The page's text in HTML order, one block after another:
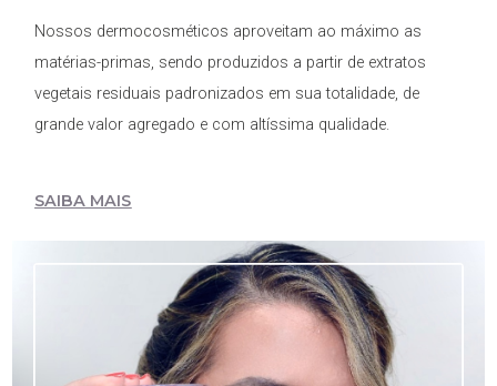
Nossos dermocosméticos aproveitam ao máximo as
matérias-primas, sendo produzidos a partir de extratos
vegetais residuais padronizados em sua totalidade, de
grande valor agregado e com altíssima qualidade.
SAIBA MAIS